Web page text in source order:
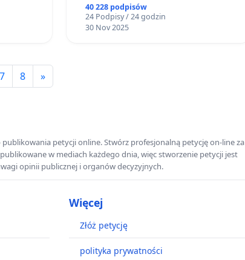
40 228 podpisów
24 Podpisy / 24 godzin
30 Nov 2025
7 8 »
petycji online. Stwórz profesjonalną petycję on-line za
w mediach każdego dnia, więc stworzenie petycji jest
opinii publicznej i organów decyzyjnych.
Więcej
Złóż petycję
polityka prywatności